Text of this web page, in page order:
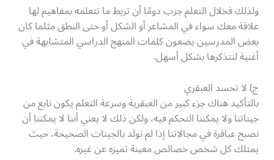
ولذلك فخلال التعلم جرب دومًا أن تربط ما تتعلمه بمفاهيم لها
علاقة معك سواء في المشاعر أو الشكل أو حتى النطق مثلما كان
بعض المدرسين يضعون كلمات المنهج الدراسي المتشابهة في
أغنية لنتذكرها بشكل أسهل.
ج) لا تحسد العبقري
بالتأكيد هناك جزء كبير من العبقرية وسرعة التعلم يكون نابع من
جيناتنا ولا يمكننا التحكم فيه، ولكن ذلك لا يعني أننا لا يمكننا أن
نصبح عباقرة في مجالاتنا إذا لم نولد بالجينات الصحيحة، حيث
يمتلك كل شخص خصائص معينة تميزه عن غيره.